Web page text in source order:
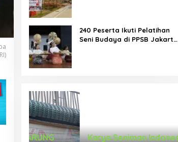
240 Peserta Ikuti Pelatihan
Seni Budaya di PPSB Jakarta
Karya Seniman Indonesia Tampil di